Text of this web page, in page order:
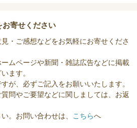
寄せください
・ご感想などをお気軽にお寄せくださ
ムページや新聞・雑誌広告などに掲載
ます。
が、必ずご記入をお願いいたします。
問やご要望などに関しましては、お返
。お問い合わせは、 こちらへ